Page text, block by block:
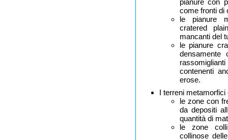
pianure con
come fronti di
le pianure
cratered
mancanti del
le pianure
densamente
contenenti
erose.
I terreni
le zone con
da depositi
quantità di
le zone
collinose